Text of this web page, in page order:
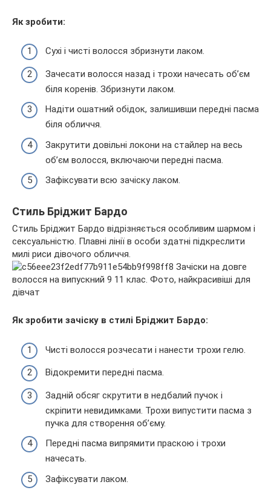
Як зробити:
Сухі і чисті волосся збризнути лаком.
Зачесати волосся назад і трохи начесать об’єм
біля коренів. Збризнути лаком.
Надіти ошатний обідок, залишивши передні пасма
біля обличчя.
Закрутити довільні локони на стайлер на весь
об’єм волосся, включаючи передні пасма.
Зафіксувати всю зачіску лаком.
Стиль Бріджит Бардо
Стиль Бріджит Бардо відрізняється особливим шармом і
сексуальністю. Плавні лінії в особи здатні підкреслити
милі риси дівочого обличчя.
Як зробити зачіску в стилі Бріджит Бардо:
Чисті волосся розчесати і нанести трохи гелю.
Відокремити передні пасма.
Задній обсяг скрутити в недбалий пучок і
скріпити невидимками. Трохи випустити пасма з
пучка для створення об’єму.
Передні пасма випрямити праскою і трохи
начесать.
Зафіксувати лаком.